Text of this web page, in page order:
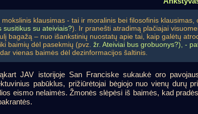
klausimas - tai ir moralinis bei filosofinis klausimas,
susitikus su ateiviais?). Ir pranešti atradimą plačiajai
bagažą – nuo išankstinių nuostatų apie tai, kaip galėtų
baimių dėl pasekmių (pvz. žr. Ateiviai bus grobuonys?), -
vienas baimės dėl dezinformacijos šaltinis.
JAV istorijoje San Franciske sukaukė oro
pabūklus, prižiūrėtojai bėgiojo nuo vienų durų
eismo nelaimės. Žmonės slėpėsi iš baimės, kad